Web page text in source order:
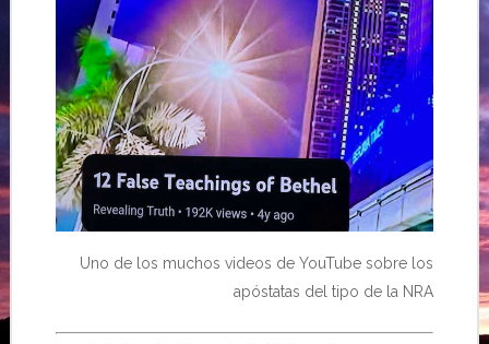
Uno de los muchos videos de YouTube sobre los
apóstatas del tipo de la NRA